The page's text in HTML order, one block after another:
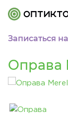
Записаться
Оправа